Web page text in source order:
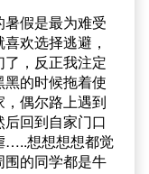
假是最为难受
欢选择逃避，
，反正我注定
的时候拖着使
偶尔路上遇到
回到自家门口
…..想想想想都觉
的同学都是牛